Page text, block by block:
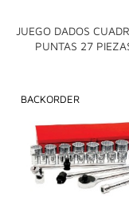
JUEGO DADOS
PUNTAS 27

BACKORDER